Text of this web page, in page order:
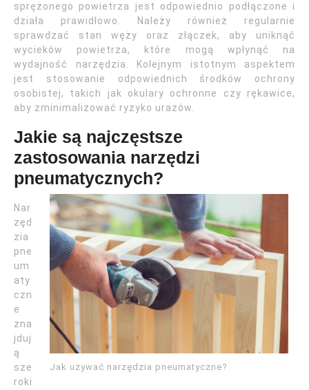
sprężonego powietrza jest odpowiednio podłączone i
działa prawidłowo. Należy również regularnie
sprawdzać stan węży oraz złączek, aby uniknąć
wycieków powietrza, które mogą wpłynąć na
wydajność narzędzia. Kolejnym istotnym aspektem
jest stosowanie odpowiednich środków ochrony
osobistej, takich jak okulary ochronne czy rękawice,
aby zminimalizować ryzyko urazów.
Jakie są najczęstsze
zastosowania narzędzi
pneumatycznych?
Jak używać narzędzia pneumatyczne?
Nar
zęd
zia
pne
um
aty
czn
e
zna
jduj
ą
sze
roki